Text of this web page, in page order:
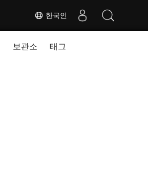
한국인
보관소 태그